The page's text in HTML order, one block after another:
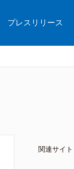
プレスリリース
関連サイト